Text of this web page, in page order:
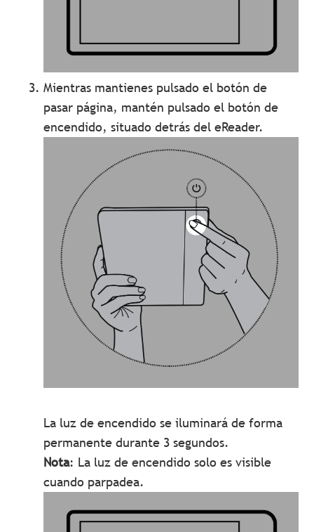
Mientras mantienes pulsado el botón de
pasar página, mantén pulsado el botón de
encendido, situado detrás del eReader.
La luz de encendido se iluminará de forma
permanente durante 3 segundos.
Nota: La luz de encendido solo es visible
cuando parpadea.